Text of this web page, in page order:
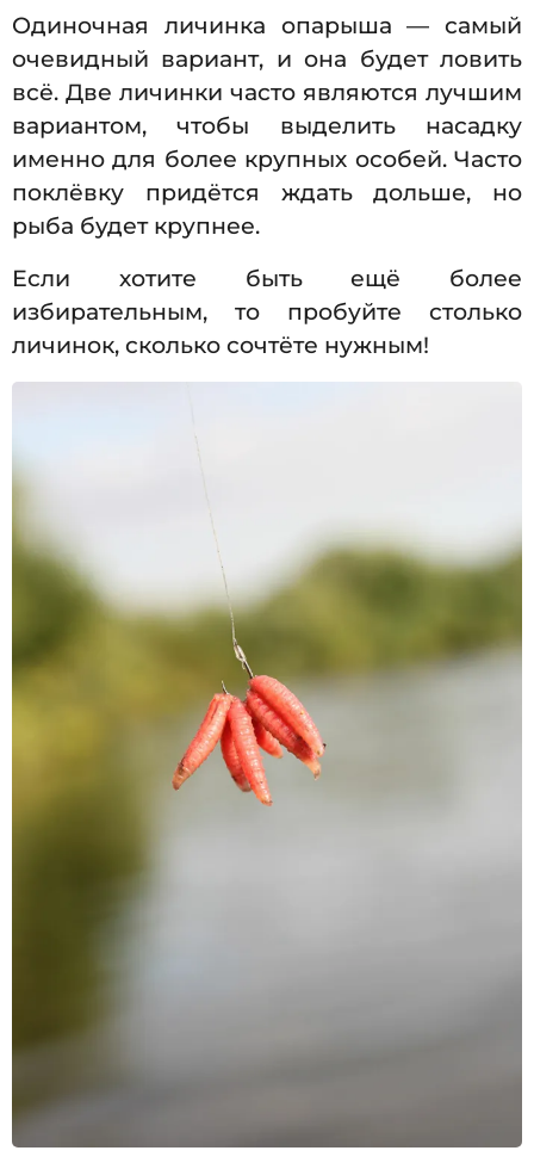
Одиночная личинка опарыша — самый
очевидный вариант, и она будет ловить
всё. Две личинки часто являются лучшим
вариантом, чтобы выделить насадку
именно для более крупных особей. Часто
поклёвку придётся ждать дольше, но
рыба будет крупнее.
Если хотите быть ещё более
избирательным, то пробуйте столько
личинок, сколько сочтёте нужным!